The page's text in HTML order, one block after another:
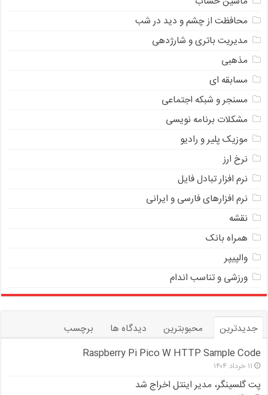
محافظت از چشم و دید در شب
مدیریت باتری و شارژدهی
مذهبی
مسابقه ای
مسنجر و شبکه اجتماعی
مشکلات برنامه نویسی
موزیک پلیر و رادیو
نرخ ارز
ﻧﺮﻡ ﺍﻓﺰﺍﺭ ﺗﺒﺎﺩﻝ ﻓﺎﻳﻞ
نرم افزارهای فارسی و ایرانی
نقشه
همراه بانک
والپیپر
ورزشی و تناسب اندام
جدیدترین محبوبترین دیدگاه ها
برچسب
Raspberry Pi Pico W HTTP Sample Code
۱۱ خرداد ۱۴۰۴
پت گلسینگر، مدیر اینتل اخراج شد